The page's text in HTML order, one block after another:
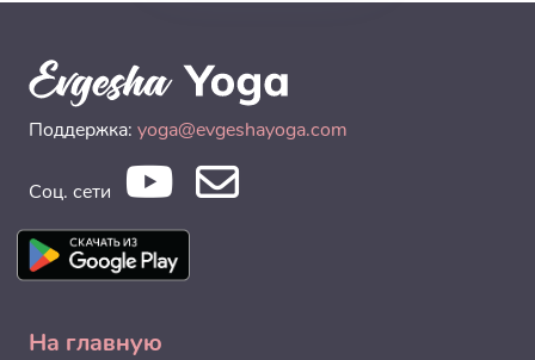
Поддержка: yoga@evgeshayoga.com
Соц. сети
На главную